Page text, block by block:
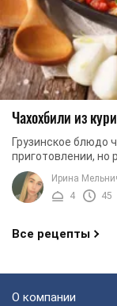
Чахохбили из
Грузинское блюдо
приготовлении, но
Кусочки курицы,
Ирина
4
45
Все рецепты
О компании